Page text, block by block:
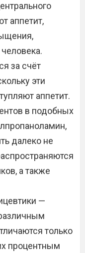
аппетит,
за счёт
эти
аппетит.
в подобных
далеко не
а также
—
только
процентным